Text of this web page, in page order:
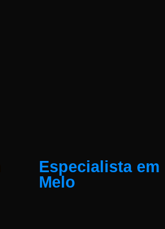
Especialista
Melo